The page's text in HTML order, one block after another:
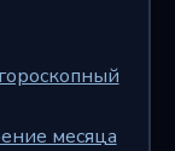
месяца